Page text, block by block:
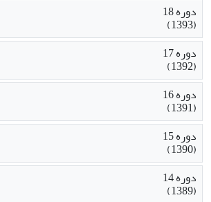
دوره 18
(1393)
دوره 17
(1392)
دوره 16
(1391)
دوره 15
(1390)
دوره 14
(1389)